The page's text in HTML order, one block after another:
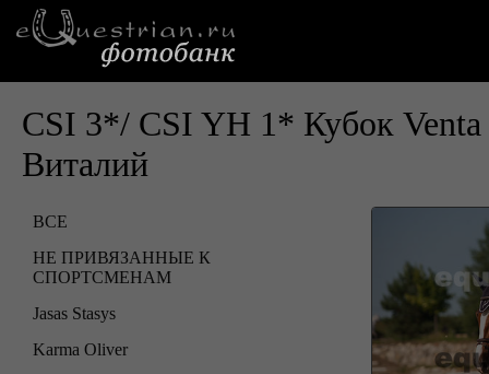
CSI 3*/ CSI YH 1* Кубок Venta
Виталий
ВСЕ
НЕ ПРИВЯЗАННЫЕ К
СПОРТСМЕНАМ
Jasas Stasys
Karma Oliver